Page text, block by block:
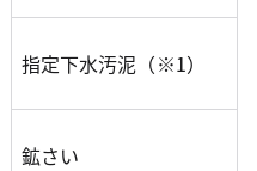
指定下水汚泥（※1）
鉱さい